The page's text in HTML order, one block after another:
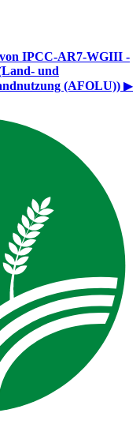
IPCC-AR7-WGIII -
und
(AFOLU)) ▶